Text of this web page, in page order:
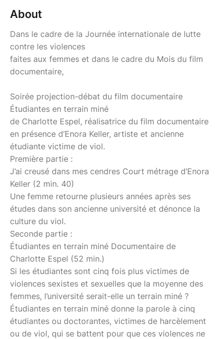
About
Dans le cadre de la Journée internationale de lutte
contre les violences
faites aux femmes et dans le cadre du Mois du film
documentaire,
Soirée projection-débat du film documentaire
Étudiantes en terrain miné
de Charlotte Espel, réalisatrice du film documentaire
en présence d’Enora Keller, artiste et ancienne
étudiante victime de viol.
Première partie :
J’ai creusé dans mes cendres Court métrage d’Enora
Keller (2 min. 40)
Une femme retourne plusieurs années après ses
études dans son ancienne université et dénonce la
culture du viol.
Seconde partie :
Étudiantes en terrain miné Documentaire de
Charlotte Espel (52 min.)
Si les étudiantes sont cinq fois plus victimes de
violences sexistes et sexuelles que la moyenne des
femmes, l’université serait-elle un terrain miné ?
Étudiantes en terrain miné donne la parole à cinq
étudiantes ou doctorantes, victimes de harcèlement
ou de viol, qui se battent pour que ces violences ne